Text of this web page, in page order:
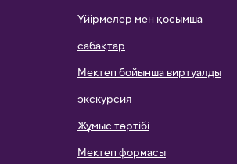
Үйірмелер мен қосымша
сабақтар
Мектеп бойынша виртуалды
экскурсия
Жұмыс тәртібі
Мектеп формасы